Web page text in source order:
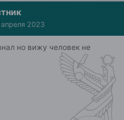
апреля 2023
но вижу человек не